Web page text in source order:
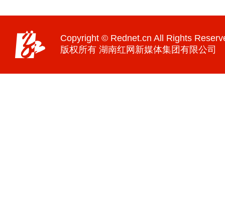
Copyright © Rednet.cn All Rights
版权所有 湖南红网新媒体集团有限公司